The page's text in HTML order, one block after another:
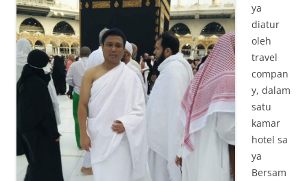
ya
diatur
oleh
travel
compan
y, dalam
satu
kamar
hotel sa
ya
Bersam